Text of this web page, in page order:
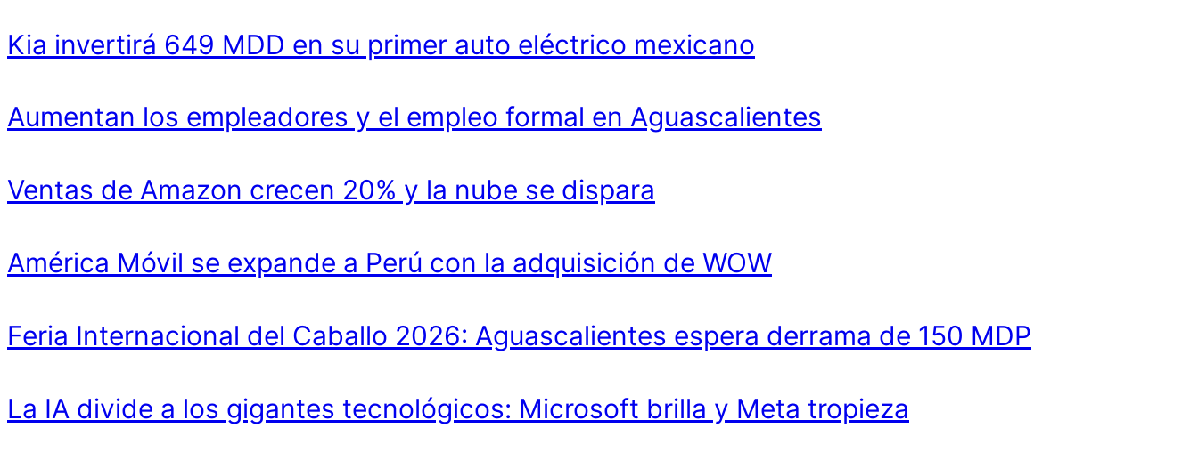
Kia invertirá 649 MDD en su primer auto eléctrico mexicano
Aumentan los empleadores y el empleo formal en Aguascalientes
Ventas de Amazon crecen 20% y la nube se dispara
América Móvil se expande a Perú con la adquisición de WOW
Feria Internacional del Caballo 2026: Aguascalientes espera derrama de 150 MDP
La IA divide a los gigantes tecnológicos: Microsoft brilla y Meta tropieza